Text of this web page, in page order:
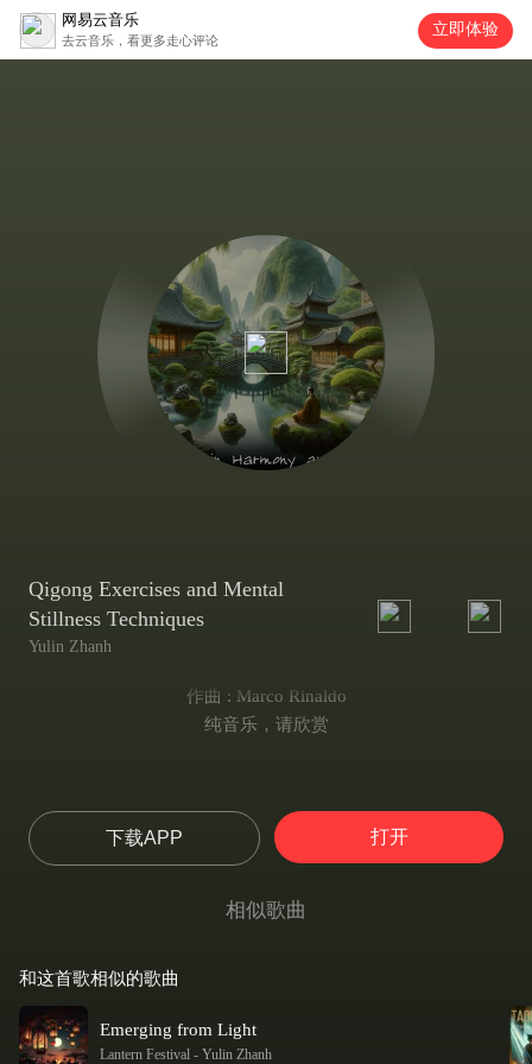
网易云音乐
去云音乐，看更多走心评论
立即体验
Qigong Exercises and Mental
Stillness Techniques
Yulin Zhanh
作曲 : Marco Rinaldo
纯音乐，请欣赏
下载APP 打开
相似歌曲
和这首歌相似的歌曲
Emerging from Light
Lantern Festival - Yulin Zhanh